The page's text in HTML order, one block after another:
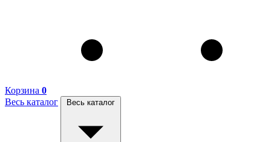
Корзина 0
Весь каталог
Весь каталог